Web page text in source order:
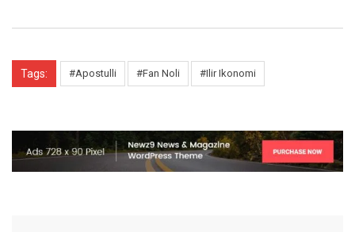
Tags: #Apostulli #Fan Noli #Ilir Ikonomi